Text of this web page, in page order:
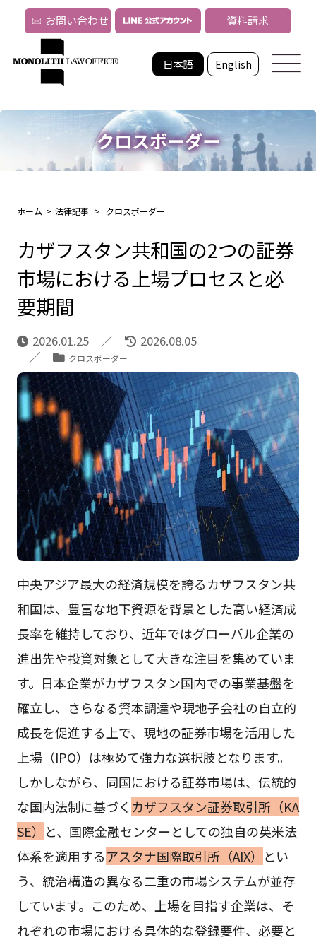
日本語 English
お問い合わせ 資料請求
クロスボーダー
ホーム > 法律記事 > クロスボーダー
カザフスタン共和国の2つの証券
市場における上場プロセスと必
要期間
2026.01.25 2026.08.05
クロスボーダー
中央アジア最大の経済規模を誇るカザフスタン共
和国は、豊富な地下資源を背景とした高い経済成
長率を維持しており、近年ではグローバル企業の
進出先や投資対象として大きな注目を集めていま
す。日本企業がカザフスタン国内での事業基盤を
確立し、さらなる資本調達や現地子会社の自立的
成長を促進する上で、現地の証券市場を活用した
上場（IPO）は極めて強力な選択肢となります。
しかしながら、同国における証券市場は、伝統的
な国内法制に基づく カザフスタン証券取引所（KA
SE） と、国際金融センターとしての独自の英米法
体系を適用するアスタナ国際取引所（AIX） とい
う、統治構造の異なる二重の市場システムが並存
しています。このため、上場を目指す企業は、そ
れぞれの市場における具体的な登録要件、必要と